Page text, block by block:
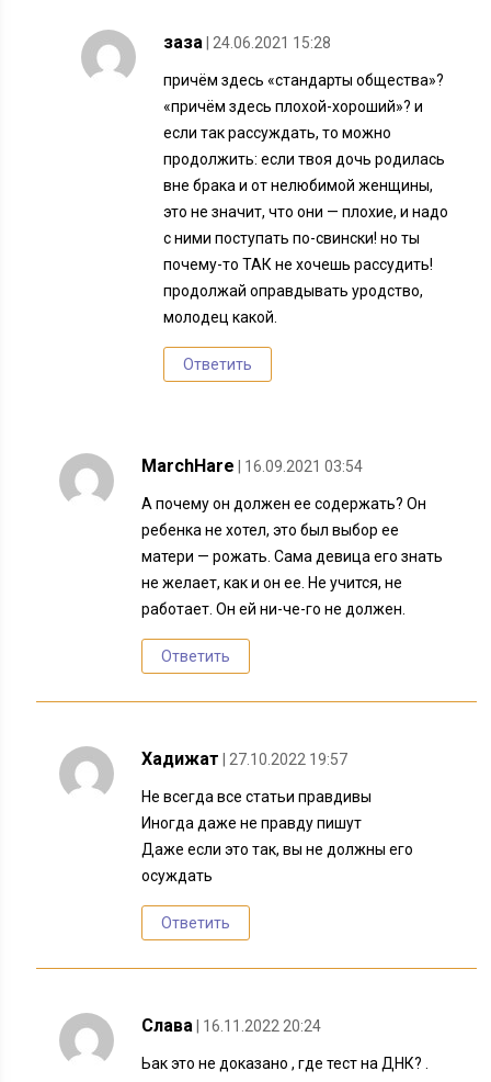
заза | 24.06.2021 15:28
причём здесь «стандарты общества»?
«причём здесь плохой-хороший»? и
если так рассуждать, то можно
продолжить: если твоя дочь родилась
вне брака и от нелюбимой женщины,
это не значит, что они — плохие, и надо
с ними поступать по-свински! но ты
почему-то ТАК не хочешь рассудить!
продолжай оправдывать уродство,
молодец какой.
Ответить
MarchHare | 16.09.2021 03:54
А почему он должен ее содержать? Он
ребенка не хотел, это был выбор ее
матери — рожать. Сама девица его знать
не желает, как и он ее. Не учится, не
работает. Он ей ни-че-го не должен.
Ответить
Хадижат | 27.10.2022 19:57
Не всегда все статьи правдивы
Иногда даже не правду пишут
Даже если это так, вы не должны его
осуждать
Ответить
Слава | 16.11.2022 20:24
Ьак это не доказано , где тест на ДНК? .